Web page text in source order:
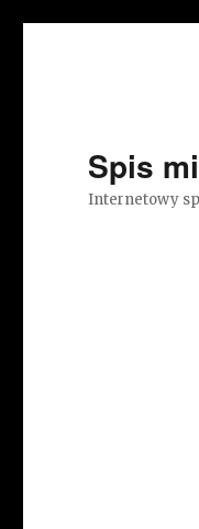
Spis
Internetowy